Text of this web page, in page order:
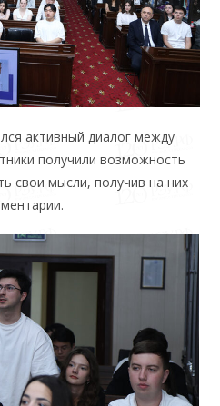
активный диалог между
получили возможность
свои мысли, получив на них